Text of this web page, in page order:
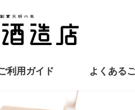
利用ガイド よくある